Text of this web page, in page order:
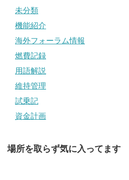
未分類
機能紹介
海外フォーラム情報
燃費記録
用語解説
維持管理
試乗記
資金計画
場所を取らず気に入ってます